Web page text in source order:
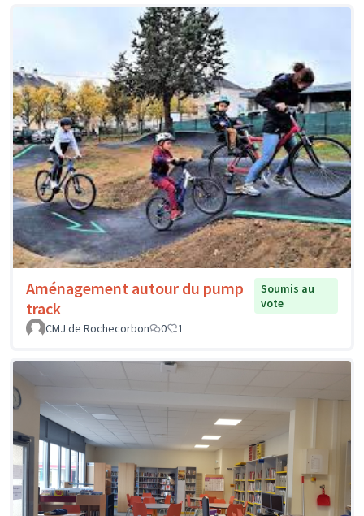
Aménagement autour du pump
track
Soumis au
vote
CMJ de Rochecorbon
0 1